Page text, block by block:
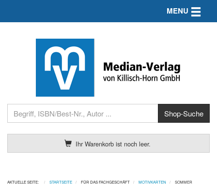
Ihr Warenkorb ist noch leer.
MENU Toggle
AKTUELLE SEITE: STARTSEITE FÜR DAS FACHGESCHÄFT MOTIVKARTEN SOMMER